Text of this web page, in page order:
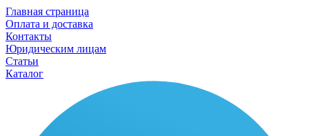
Главная страница
Оплата и доставка
Контакты
Юридическим лицам
Статьи
Каталог